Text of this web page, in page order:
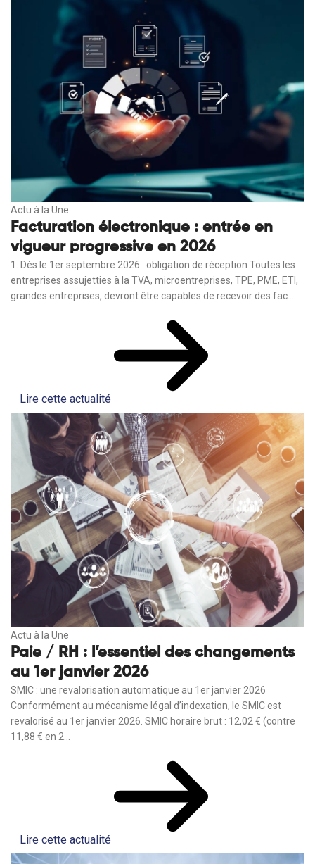
Actu à la Une
Facturation électronique : entrée en
vigueur progressive en 2026
1. Dès le 1er septembre 2026 : obligation de réception Toutes les
entreprises assujetties à la TVA, microentreprises, TPE, PME, ETI,
grandes entreprises, devront être capables de recevoir des fac...
Lire cette actualité
Actu à la Une
Paie / RH : l’essentiel des changements
au 1er janvier 2026
SMIC : une revalorisation automatique au 1er janvier 2026
Conformément au mécanisme légal d’indexation, le SMIC est
revalorisé au 1er janvier 2026. SMIC horaire brut : 12,02 € (contre
11,88 € en 2...
Lire cette actualité